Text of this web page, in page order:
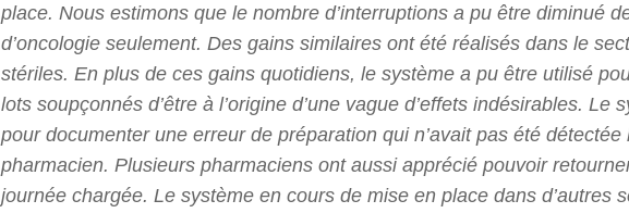
place. Nous estimons que le nombre d’interruptions a pu être diminué
d’oncologie seulement. Des gains similaires ont été réalisés dans le
stériles. En plus de ces gains quotidiens, le système a pu être utilisé
lots soupçonnés d’être à l’origine d’une vague d’effets indésirables. Le
pour documenter une erreur de préparation qui n’avait pas été
pharmacien. Plusieurs pharmaciens ont aussi apprécié pouvoir
journée chargée. Le système en cours de mise en place dans d’autres